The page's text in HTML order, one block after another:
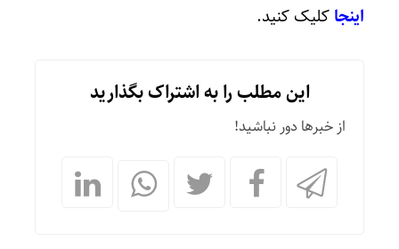
اینجا کلیک کنید.
این مطلب را به اشتراک بگذارید
از خبرها دور نباشید!